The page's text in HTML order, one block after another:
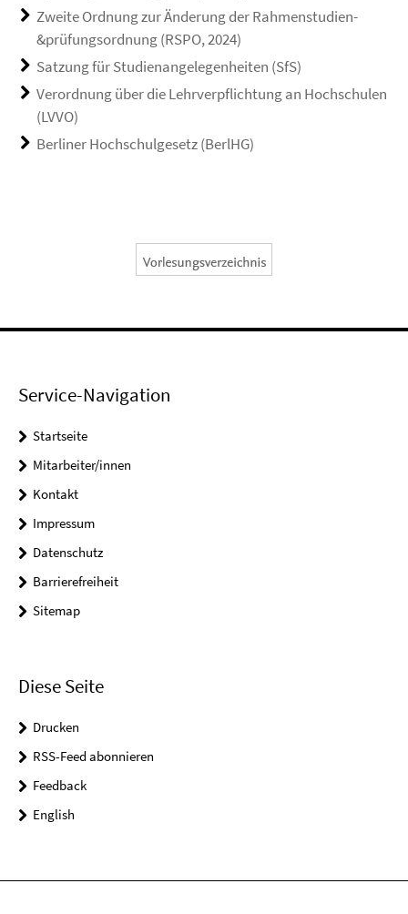
Zweite Ordnung zur Änderung der Rahmenstudien-
&prüfungsordnung (RSPO, 2024)
Satzung für Studienangelegenheiten (SfS)
Verordnung über die Lehrverpflichtung an Hochschulen
(LVVO)
Berliner Hochschulgesetz (BerlHG)
Service-Navigation
Startseite
Mitarbeiter/innen
Kontakt
Impressum
Datenschutz
Barrierefreiheit
Sitemap
Diese Seite
Drucken
RSS-Feed abonnieren
Feedback
English